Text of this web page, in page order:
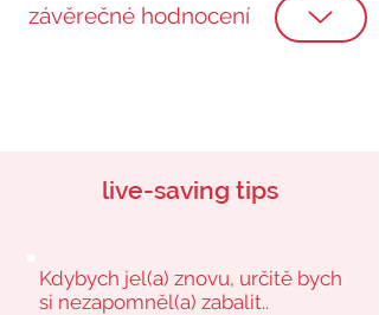
závěrečné hodnocení
live-saving tips
Kdybych jel(a) znovu, určitě bych
si nezapomněl(a) zabalit..